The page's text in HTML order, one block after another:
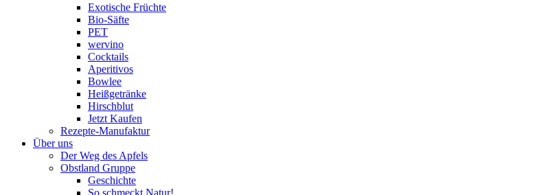
Exotische Früchte
Bio-Säfte
PET
wervino
Cocktails
Aperitivos
Bowlee
Heißgetränke
Hirschblut
Jetzt Kaufen
Rezepte-Manufaktur
Über uns
Der Weg des Apfels
Obstland Gruppe
Geschichte
So schmeckt Natur!